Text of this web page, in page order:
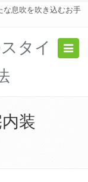
な息吹を吹き込むお手
タイ
装